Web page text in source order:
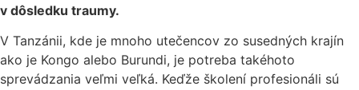
v dôsledku traumy.
V Tanzánii, kde je mnoho utečencov zo susedných krajín
ako je Kongo alebo Burundi, je potreba takéhoto
sprevádzania veľmi veľká. Keďže školení profesionáli sú